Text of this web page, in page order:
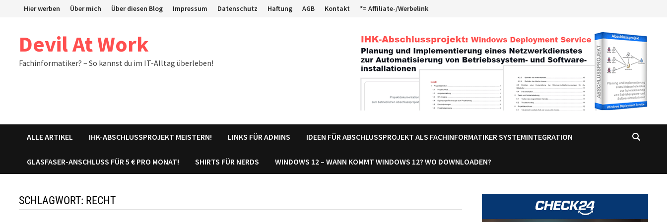
Hier werben Über mich Über diesen Blog Impressum Datenschutz Haftung AGB Kontakt *= Affiliate-/Werbelink
Devil At Work
Fachinformatiker? – So kannst du im IT-Alltag überleben!
ALLE ARTIKEL IHK-ABSCHLUSSPROJEKT MEISTERN! LINKS FÜR ADMINS IDEEN FÜR ABSCHLUSSPROJEKT ALS FACHINFORMATIKER SYSTEMINTEGRATION
GLASFASER-ANSCHLUSS FÜR 5 € PRO MONAT! SHIRTS FÜR NERDS WINDOWS 12 – WANN KOMMT WINDOWS 12? WO DOWNLOADEN?
SCHLAGWORT: RECHT